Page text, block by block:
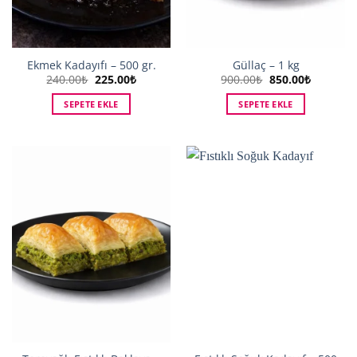
Ekmek Kadayıfı – 500 gr.
240.00₺ Orijinal
fiyat:
240.00₺.
225.00₺Şu
SEPETE EKLE
Güllaç – 1 kg
900.00₺ Orijinal
fiyat:
900.00₺.
850.00₺Şu
SEPETE EKLE